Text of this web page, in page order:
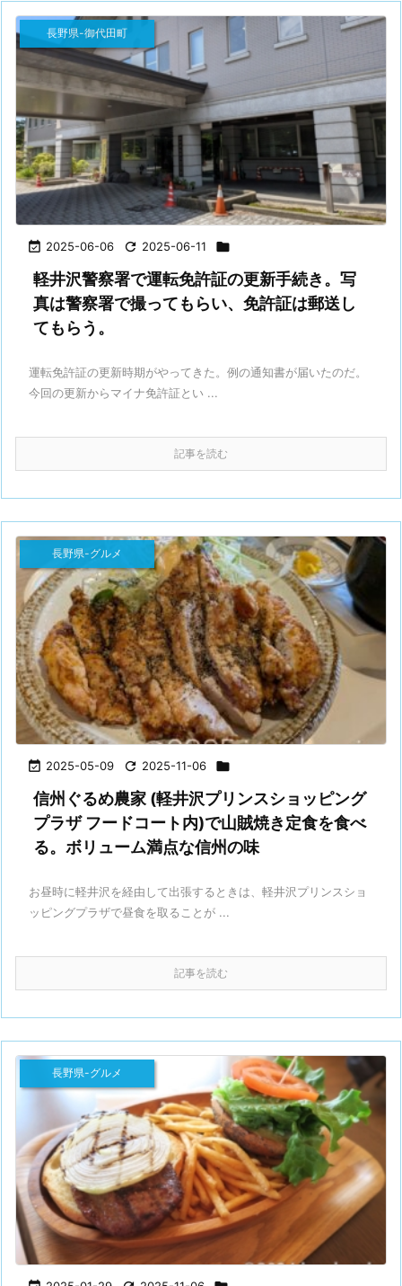
 2025-06-06  2025-06-11 
長野県-御代田町
軽井沢警察署で運転免許証の更新手続き。写
真は警察署で撮ってもらい、免許証は郵送し
てもらう。
運転免許証の更新時期がやってきた。例の通知書が届いたのだ。
今回の更新からマイナ免許証とい ...
記事を読む
 2025-05-09  2025-11-06 
長野県-グルメ
信州ぐるめ農家 (軽井沢プリンスショッピング
プラザ フードコート内)で山賊焼き定食を食べ
る。ボリューム満点な信州の味
お昼時に軽井沢を経由して出張するときは、軽井沢プリンスショ
ッピングプラザで昼食を取ることが ...
記事を読む
長野県-グルメ